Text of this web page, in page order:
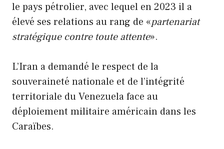
le pays pétrolier, avec lequel en 2023 il a
élevé ses relations au rang de «partenariat
stratégique contre toute attente».
L’Iran a demandé le respect de la
souveraineté nationale et de l’intégrité
territoriale du Venezuela face au
déploiement militaire américain dans les
Caraïbes.